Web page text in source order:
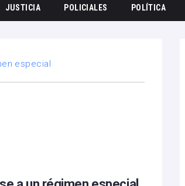
JUSTICIA POLICIALES POLÍTICA